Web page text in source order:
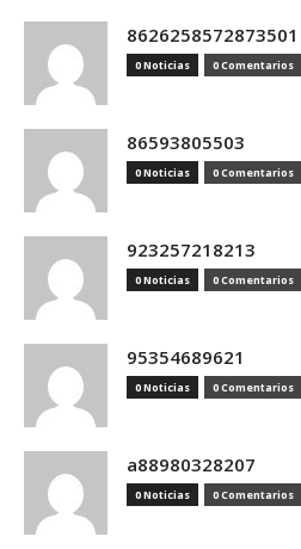
8626258572873501
0 Noticias 0 Comentarios
86593805503
0 Noticias 0 Comentarios
923257218213
0 Noticias 0 Comentarios
95354689621
0 Noticias 0 Comentarios
a88980328207
0 Noticias 0 Comentarios